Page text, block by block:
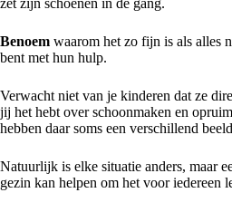
zet zijn schoenen in de gang.
Benoem waarom het zo fijn is als alles
bent met hun hulp.
Verwacht niet van je kinderen dat ze
jij het hebt over schoonmaken en
hebben daar soms een verschillend
Natuurlijk is elke situatie anders, maar
gezin kan helpen om het voor iedereen